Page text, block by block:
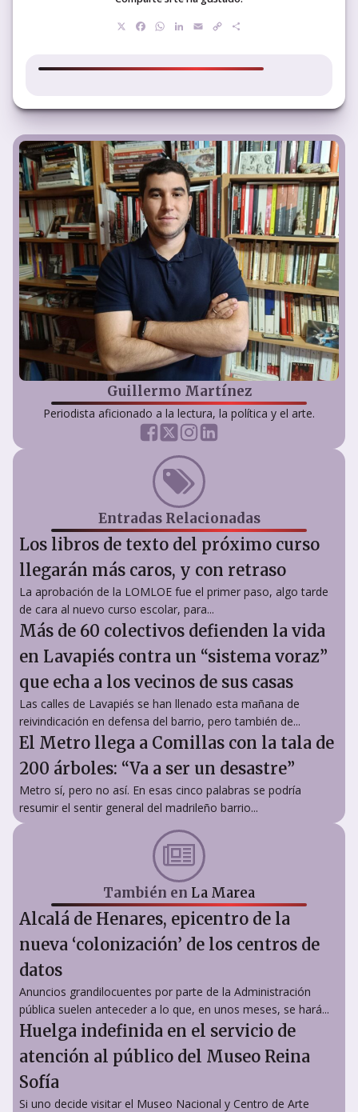
Facebook
WhatsApp
LinkedIn
EmailCopy
Guillermo Martínez
Periodista aficionado a la lectura, la política y el arte.
Entradas Relacionadas
Los libros de texto del próximo curso
llegarán más caros, y con retraso
La aprobación de la LOMLOE fue el primer paso, algo tarde
de cara al nuevo curso escolar, para...
Más de 60 colectivos defienden la vida
en Lavapiés contra un “sistema voraz”
que echa a los vecinos de sus casas
Las calles de Lavapiés se han llenado esta mañana de
reivindicación en defensa del barrio, pero también de...
El Metro llega a Comillas con la tala de
200 árboles: “Va a ser un desastre”
Metro sí, pero no así. En esas cinco palabras se podría
resumir el sentir general del madrileño barrio...
También en La Marea
Alcalá de Henares, epicentro de la
nueva ‘colonización’ de los centros de
datos
Anuncios grandilocuentes por parte de la Administración
pública suelen anteceder a lo que, en unos meses, se hará...
Huelga indefinida en el servicio de
atención al público del Museo Reina
Sofía
Si uno decide visitar el Museo Nacional y Centro de Arte